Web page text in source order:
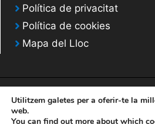
Política de privacitat
Política de cookies
Mapa del Lloc
Utilitzem galetes per a oferir-te la
web.
You can find out more about which